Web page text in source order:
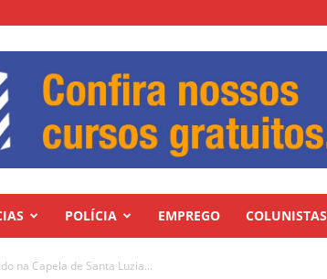
POLÍCIA EMPREGO COLUNISTAS
na Capela de Santa Luzia...